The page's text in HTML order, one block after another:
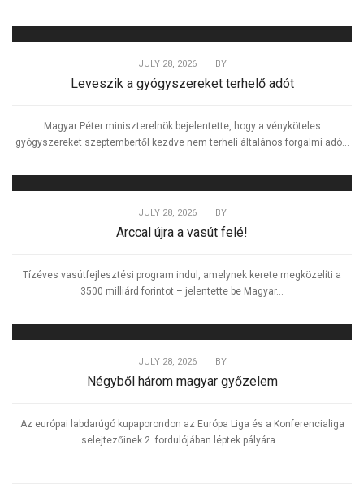
JULY 28, 2026 BY
Leveszik a gyógyszereket terhelő adót
Magyar Péter miniszterelnök bejelentette, hogy a vényköteles
gyógyszereket szeptembertől kezdve nem terheli általános forgalmi adó...
JULY 28, 2026 BY
Arccal újra a vasút felé!
Tízéves vasútfejlesztési program indul, amelynek kerete megközelíti a
3500 milliárd forintot – jelentette be Magyar...
JULY 28, 2026 BY
Négyből három magyar győzelem
Az európai labdarúgó kupaporondon az Európa Liga és a Konferencialiga
selejtezőinek 2. fordulójában léptek pályára...